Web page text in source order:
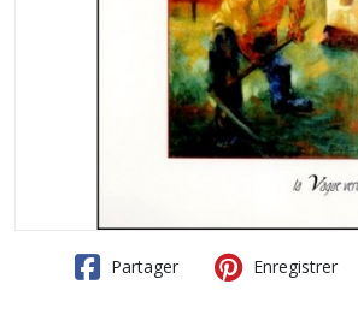
Partager Enregistrer